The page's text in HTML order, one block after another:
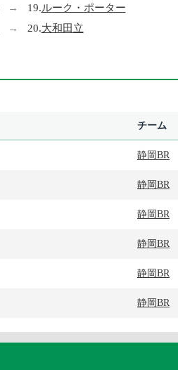
→ 19.ルーク・ポーター
→ 20.大和田立
チーム
静岡BR
静岡BR
静岡BR
静岡BR
静岡BR
静岡BR